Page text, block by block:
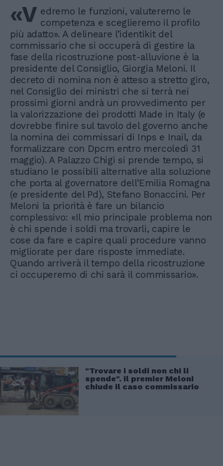
«V edremo le funzioni, valuteremo le
competenza e sceglieremo il profilo
più adatto». A delineare l’identikit del
commissario che si occuperà di gestire la
fase della ricostruzione post-alluvione è la
presidente del Consiglio, Giorgia Meloni. Il
decreto di nomina non è atteso a stretto giro,
nel Consiglio dei ministri che si terrà nei
prossimi giorni andrà un provvedimento per
la valorizzazione dei prodotti Made in Italy (e
dovrebbe finire sul tavolo del governo anche
la nomina dei commissari di Inps e Inail, da
formalizzare con Dpcm entro mercoledì 31
maggio). A Palazzo Chigi si prende tempo, si
studiano le possibili alternative alla soluzione
che porta al governatore dell’Emilia Romagna
(e presidente del Pd), Stefano Bonaccini. Per
Meloni la priorità è fare un bilancio
complessivo: «Il mio principale problema non
è chi spende i soldi ma trovarli, capire le
cose da fare e capire quali procedure vanno
migliorate per dare risposte immediate.
Quando arriverà il tempo della ricostruzione
ci occuperemo di chi sarà il commissario».
"Trovare i soldi non chi li
spende". il premier Meloni
chiude il caso commissario